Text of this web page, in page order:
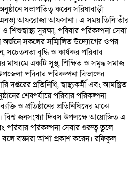
সভাপতিত্ব করেন সরিষাবাড়ী
আফরোজা আফসানা। এ সময় তিনি তাঁর
শিশুস্বাস্থ্য সুরক্ষা, পরিবার পরিকল্পনা সেবা
অর্জনে সকলের সম্মিলিত উদ্যোগের ওপর
সচেতনতা বৃদ্ধি ও কার্যকর পরিবার
মাধ্যমে একটি সুস্থ, শিক্ষিত ও সমৃদ্ধ সমাজ
পরিবার পরিকল্পনা বিভাগের
দপ্তরের প্রতিনিধি, স্বাস্থ্যকর্মী এবং আমন্ত্রিত
শেষপর্যায়ে পরিবার পরিকল্পনা
ও প্রতিষ্ঠানের প্রতিনিধিদের মাঝে
বিশ্ব জনসংখ্যা দিবস উপলক্ষে আয়োজিত এ
পরিবার পরিকল্পনা সেবার গুরুত্ব তুলে
বলে বক্তারা আশা প্রকাশ করেন। রফিকুল